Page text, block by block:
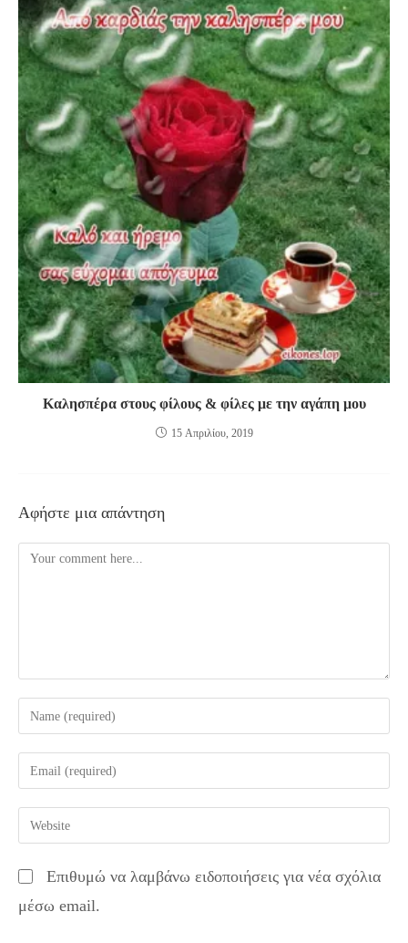
Καλησπέρα στους φίλους & φίλες με την αγάπη μου
15 Απριλίου, 2019
Αφήστε μια απάντηση
Comment
Enter
your
name
comment
Enter
your
email
address
comment
Enter
your
URL
(optional)
Επιθυμώ να λαμβάνω ειδοποιήσεις για νέα σχόλια
μέσω email.